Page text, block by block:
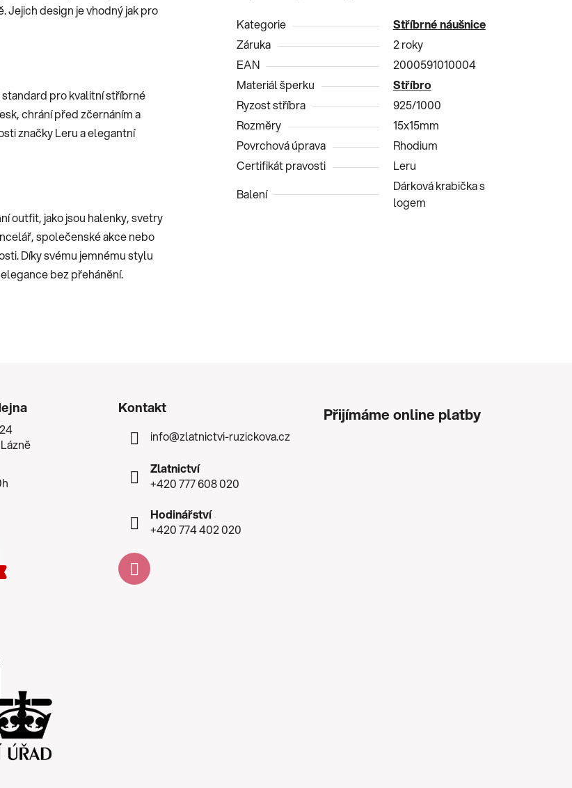
Jejich design je vhodný jak pro
pro kvalitní stříbrné
chrání před zčernáním a
značky Leru a elegantní
outfit, jako jsou halenky, svetry
společenské akce nebo
Díky svému jemnému stylu
bez přehánění.
Kategorie
Stříbrné náušnice
Záruka
2 roky
EAN
2000591010004
Materiál šperku
Stříbro
Ryzost stříbra
925/1000
Rozměry
15x15mm
Povrchová úprava
Rhodium
Certifikát pravosti
Leru
Balení
Dárková krabička s
logem
Kontakt
info@zlatnictvi-ruzickova.cz
Zlatnictví
+420 777 608 020
Hodinářství
+420 774 402 020
Přijímáme online platby